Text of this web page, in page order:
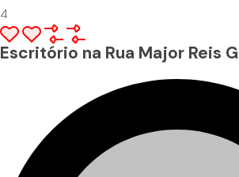
4
Escritório na Rua Major Reis